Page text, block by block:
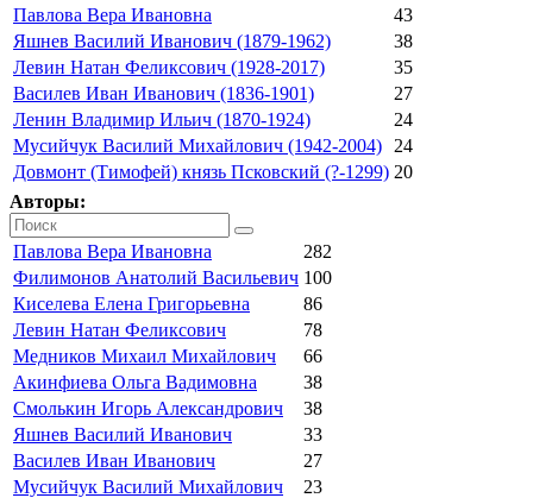
Павлова Вера Ивановна
43
Яшнев Василий Иванович (1879-1962)
38
Левин Натан Феликсович (1928-2017)
35
Василев Иван Иванович (1836-1901)
27
Ленин Владимир Ильич (1870-1924)
24
Мусийчук Василий Михайлович (1942-2004)
24
Довмонт (Тимофей) князь Псковский (?-1299) 20
Авторы:
Павлова Вера Ивановна
282
Филимонов Анатолий Васильевич 100
Киселева Елена Григорьевна
86
Левин Натан Феликсович
78
Медников Михаил Михайлович
66
Акинфиева Ольга Вадимовна
38
Смолькин Игорь Александрович
38
Яшнев Василий Иванович
33
Василев Иван Иванович
27
Мусийчук Василий Михайлович
23